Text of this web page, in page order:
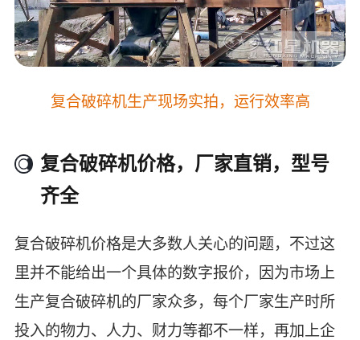
复合破碎机生产现场实拍，运行效率高
复合破碎机价格，厂家直销，型号
齐全
复合破碎机价格是大多数人关心的问题，不过这
里并不能给出一个具体的数字报价，因为市场上
生产复合破碎机的厂家众多，每个厂家生产时所
投入的物力、人力、财力等都不一样，再加上企